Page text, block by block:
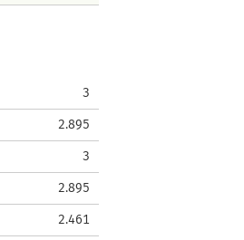
3
2.895
3
2.895
2.461